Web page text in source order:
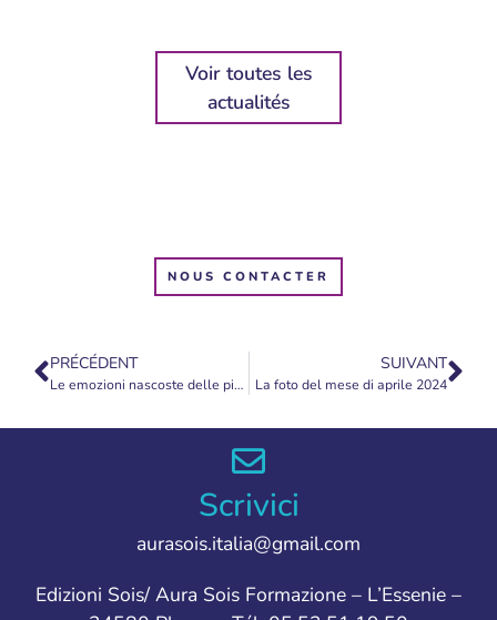
Voir toutes les
actualités
NOUS CONTACTER
PRÉCÉDENT
Le emozioni nascoste delle piante
SUIVANT
La foto del mese di aprile 2024
Scrivici
aurasois.italia@gmail.com
Edizioni Sois/ Aura Sois Formazione – L’Essenie –